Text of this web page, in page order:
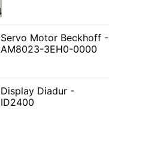
Servo Motor Beckhoff -
AM8023-3EH0-0000
Display Diadur -
ID2400